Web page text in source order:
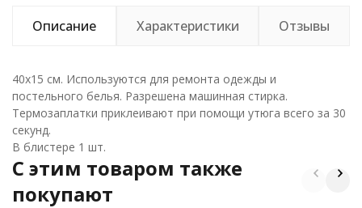
Описание Характеристики Отзывы
40х15 см. Используются для ремонта одежды и
постельного белья. Разрешена машинная стирка.
Термозаплатки приклеивают при помощи утюга всего за 30
секунд.
В блистере 1 шт.
C этим товаром также
покупают